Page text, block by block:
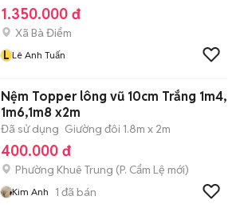
1.350.000 đ
Xã Bà Điểm
L Lê Anh Tuấn
Nệm Topper lông vũ 10cm Trắng 1m4,
1m6,1m8 x2m
Đã sử dụng Giường đôi 1.8m x 2m
400.000 đ
Phường Khuê Trung (P. Cẩm Lệ mới)
Kim Anh 1 đã bán